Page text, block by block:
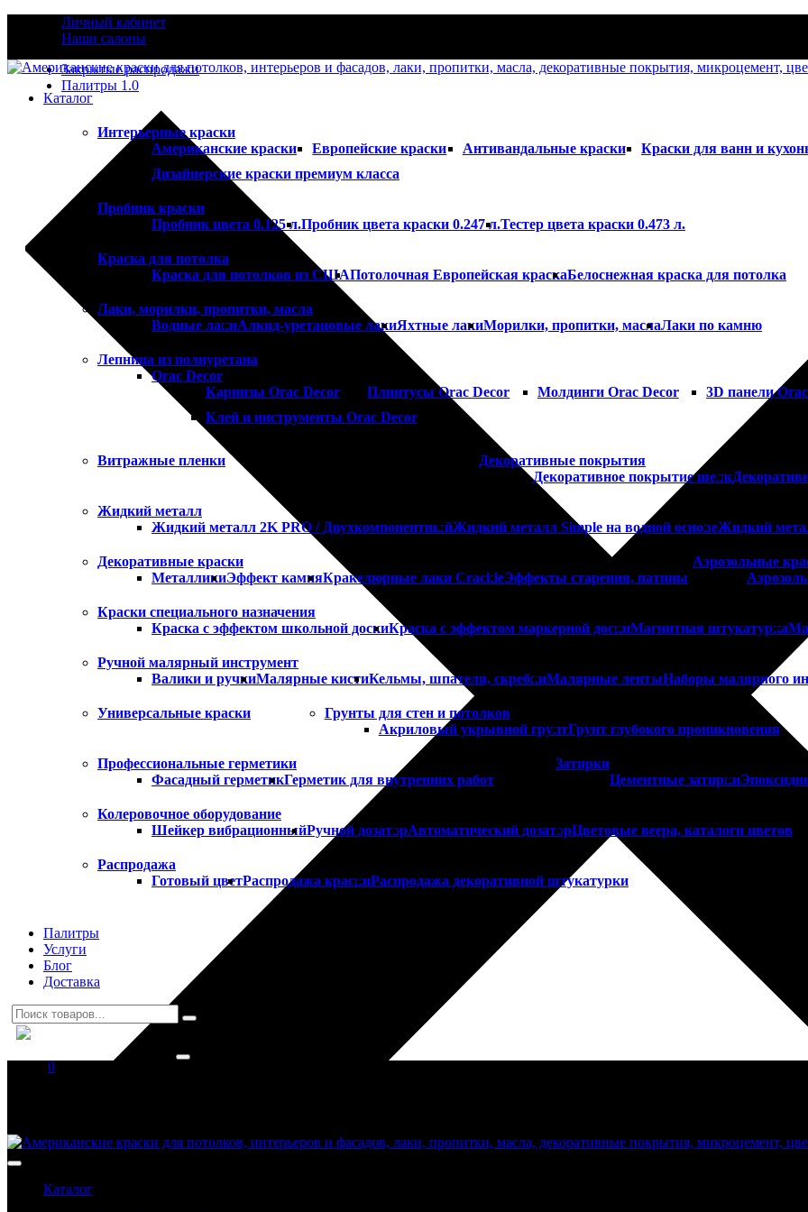
Личный кабинет
Наши салоны
Закрытые распродажи
Палитры 1.0
Каталог
Интерьерные краски
Американские краски
Европейские краски Антивандальные краски
Краски для ванн и
Дизайнерские краски премиум класса
Пробник краски
Пробник цвета 0.125 л.Пробник цвета краски 0.247 л.Тестер цвета краски 0.473 л.
Краска для потолка
Краска для потолков из СШАПотолочная Европейская краскаБелоснежная краска для потолка
Лаки, морилки, пропитки, масла
Водные лакиАлкид-уретановые лакиЯхтные лакиМорилки, пропитки, маслаЛаки по камню
Лепнина из полиуретана
Orac Decor
Карнизы Orac Decor
Плинтусы Orac Decor Молдинги Orac Decor
3D панели
Клей и инструменты Orac Decor
Витражные пленки
Декоративные покрытия
Декоративное покрытие шелк
Жидкий металл
Жидкий металл 2K PRO / ДвухкомпонентныйЖидкий металл Simple на водной основеЖидкий
Декоративные краски
МеталликиЭффект камняКракелюрные лаки CrackleЭффекты старения, патины
Аэрозольные
Краски специального назначения
Краска с эффектом школьной доскиКраска с эффектом маркерной доскиМагнитная штукатурка
Ручной малярный инструмент
Валики и ручкиМалярные кистиКельмы, шпателя, скребкиМалярные лентыНаборы малярного
Универсальные краски
Грунты для стен и потолков
Акриловый укрывной грунтГрунт глубокого проникновения
Профессиональные герметики
Фасадный герметикГерметик для внутренних работ
Затирки
Цементные затирки
Колеровочное оборудование
Шейкер вибрационныйРучной дозаторАвтоматический дозаторЦветовые веера, каталоги цветов
Распродажа
Готовый цветРаспродажа краскиРаспродажа декоративной штукатурки
Палитры
Услуги
Блог
Доставка
0
Каталог